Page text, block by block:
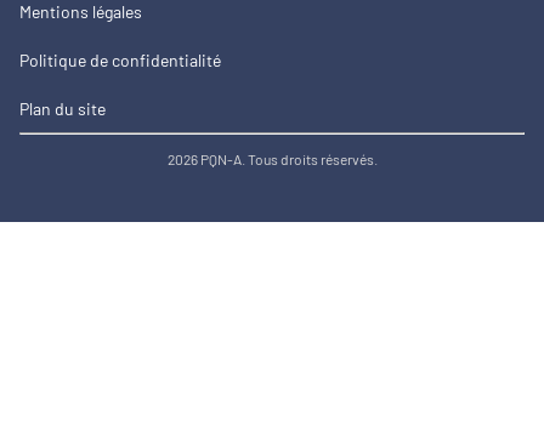
Mentions légales
Politique de confidentialité
Plan du site
2026 PQN-A. Tous droits réservés.